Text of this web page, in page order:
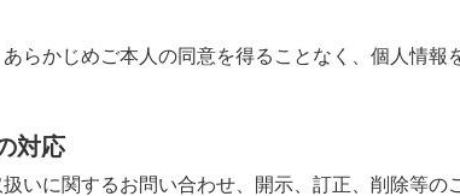
らかじめご本人の同意を得ることなく、個人情報
対応
いに関するお問い合わせ、開示、訂正、削除等の